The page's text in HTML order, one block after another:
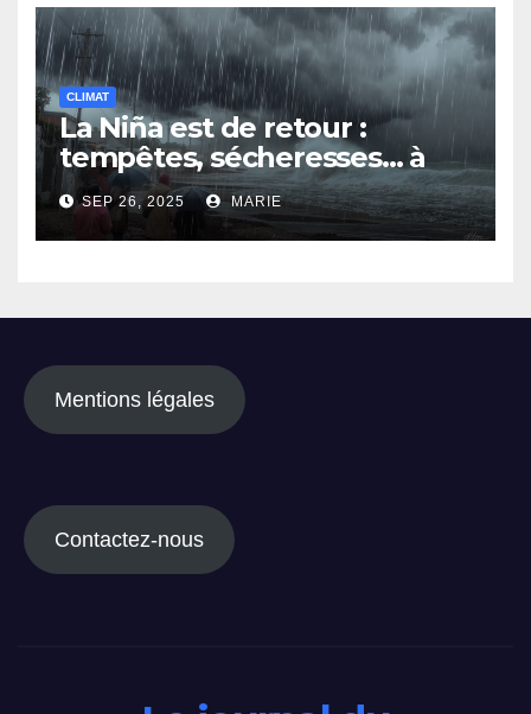
CLIMAT
La Niña est de retour :
tempêtes, sécheresses… à
quoi faut-il s’attendre ?
SEP 26, 2025 MARIE
Mentions légales
Contactez-nous